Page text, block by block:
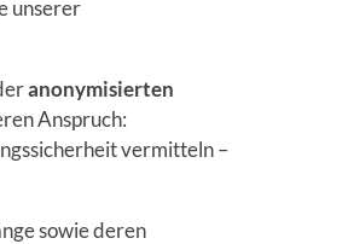
unserer
anonymisierten
Anspruch:
vermitteln –
sowie deren